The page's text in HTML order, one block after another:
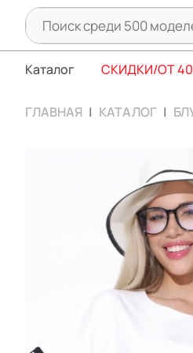
Каталог СКИДКИ/ОТ
ГЛАВНАЯ КАТАЛОГ